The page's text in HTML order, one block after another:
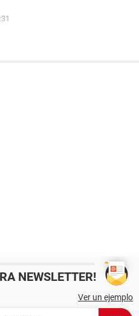
NEWSLETTER!
Ver un ejemplo